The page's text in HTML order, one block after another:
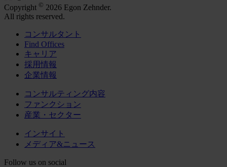
Copyright © 2026 Egon Zehnder.
All rights reserved.
コンサルタント
Find Offices
キャリア
採用情報
企業情報
コンサルティング内容
ファンクション
産業・セクター
インサイト
メディア&ニュース
Follow us on social